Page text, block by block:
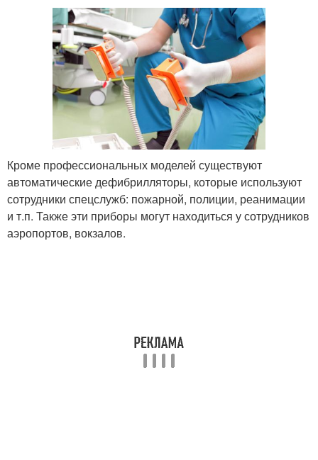
Кроме профессиональных моделей существуют
автоматические дефибрилляторы, которые используют
сотрудники спецслужб: пожарной, полиции, реанимации
и т.п. Также эти приборы могут находиться у сотрудников
аэропортов, вокзалов.